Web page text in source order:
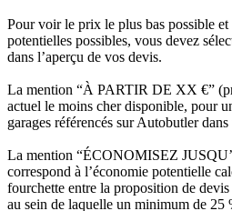
Pour voir le prix le plus bas possible et
potentielles possibles, vous devez
dans l’aperçu de vos devis.
La mention “À PARTIR DE XX €”
actuel le moins cher disponible, pour
garages référencés sur Autobutler
La mention “ÉCONOMISEZ
correspond à l’économie potentielle
fourchette entre la proposition de
au sein de laquelle un minimum de 25